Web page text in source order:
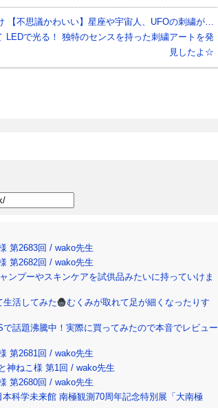
【不思議かわいい】星座や宇宙人、UFOの刺繍が…
LEDで光る！ 独特のセンスを持った刺繍アートを発
見したよ☆
第2683回 / wako先生
第2682回 / wako先生
ンプーやスキンケアを試供品みたいに持っていけま
生活してみた
むくみが取れて足が細くなったりす
話題沸騰中！実際に買ってみたので本音でレビュー
第2681回 / wako先生
神ねこ様 第1回 / wako先生
第2680回 / wako先生
科学未来館 南極観測70周年記念特別展「大南極